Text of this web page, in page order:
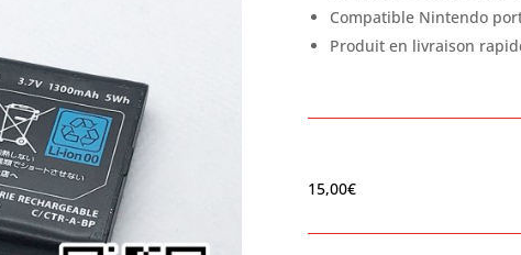
Compatible Nintendo
Produit en livraison
15,00€